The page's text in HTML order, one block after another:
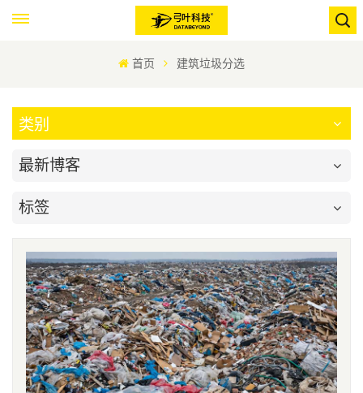
首页 建筑垃圾分选
类别
最新博客
标签